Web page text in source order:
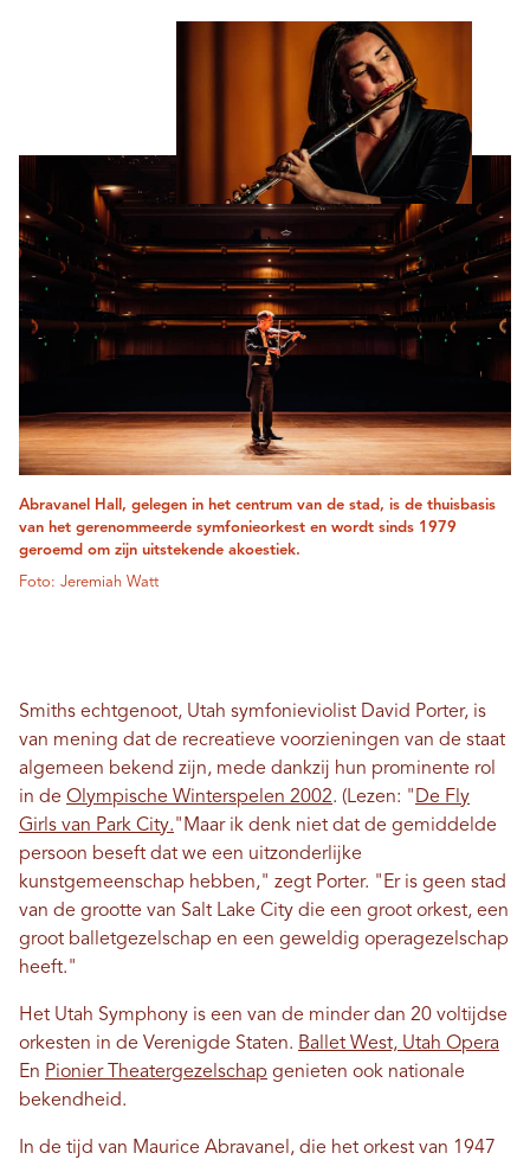
Abravanel Hall, gelegen in het centrum van de stad, is de thuisbasis
van het gerenommeerde symfonieorkest en wordt sinds 1979
geroemd om zijn uitstekende akoestiek.
Foto: Jeremiah Watt
Smiths echtgenoot, Utah symfonieviolist David Porter, is
van mening dat de recreatieve voorzieningen van de staat
algemeen bekend zijn, mede dankzij hun prominente rol
in de Olympische Winterspelen 2002. (Lezen: " De Fly
Girls van Park City."Maar ik denk niet dat de gemiddelde
persoon beseft dat we een uitzonderlijke
kunstgemeenschap hebben," zegt Porter. "Er is geen stad
van de grootte van Salt Lake City die een groot orkest, een
groot balletgezelschap en een geweldig operagezelschap
heeft."
Het Utah Symphony is een van de minder dan 20 voltijdse
orkesten in de Verenigde Staten. Ballet West, Utah Opera
En Pionier Theatergezelschap genieten ook nationale
bekendheid.
In de tijd van Maurice Abravanel, die het orkest van 1947